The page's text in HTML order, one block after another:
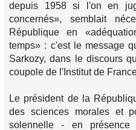
depuis 1958 si l'on en
concernés», semblait
République en
temps» : c'est le message
Sarkozy, dans le discours
coupole de l'Institut de
Le président de la
des sciences morales et
solennelle - en